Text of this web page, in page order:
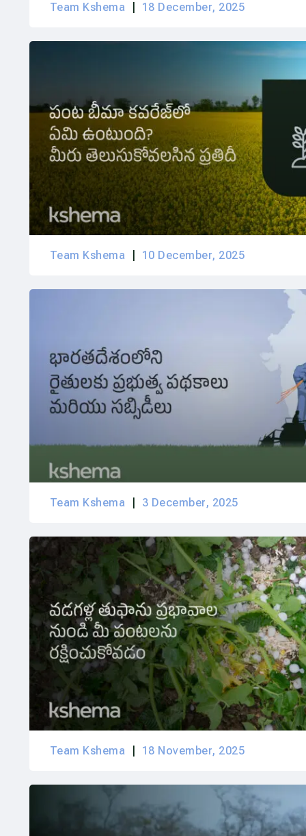
Team Kshema 18 December, 2025
Team Kshema 10 December, 2025
Team Kshema 3 December, 2025
Team Kshema 18 November, 2025